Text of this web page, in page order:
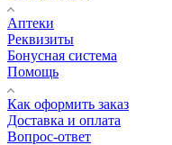
Аптеки
Реквизиты
Бонусная система
Помощь
Как оформить заказ
Доставка и оплата
Вопрос-ответ